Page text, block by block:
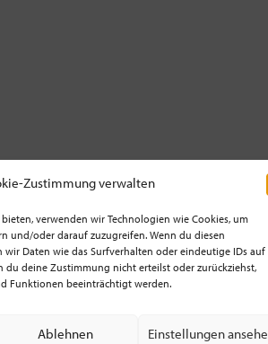
Zustimmung verwalten
verwenden wir Technologien wie Cookies, um
und/oder darauf zuzugreifen. Wenn du diesen
wir Daten wie das Surfverhalten oder eindeutige IDs auf
du deine Zustimmung nicht erteilst oder zurückziehst,
Funktionen beeinträchtigt werden.
Ablehnen Einstellungen